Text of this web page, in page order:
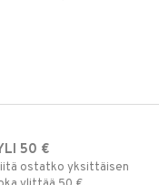
50 €
ostatko yksittäisen